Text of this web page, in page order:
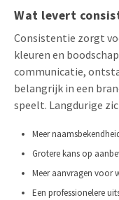
Wat levert
Consistentie zorgt
kleuren en
communicatie,
belangrijk in een
speelt. Langdurige
Meer
Grotere kans op
Meer aanvragen voor
Een professionelere